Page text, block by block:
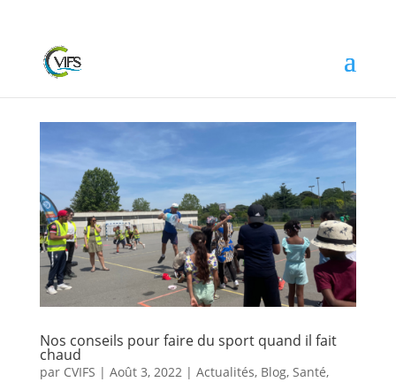
Nos conseils pour faire du sport quand il fait
chaud
par CVIFS | Août 3, 2022| Actualités, Blog, Santé,